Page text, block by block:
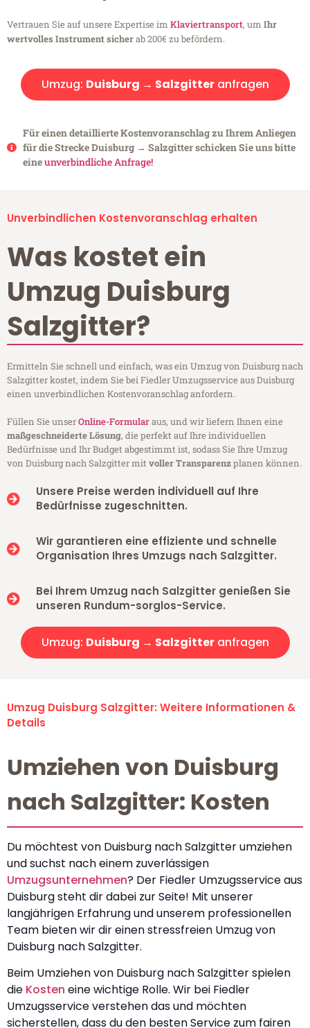
Vertrauen Sie auf unsere Expertise im Klaviertransport, um Ihr
wertvolles Instrument sicherab 200€ zu befördern.
Umzug: Duisburg → Salzgitteranfragen
Für einen detaillierte Kostenvoranschlag zu Ihrem Anliegen
für die Strecke Duisburg → Salzgitter schicken Sie uns bitte
eineunverbindliche Anfrage!
Unverbindlichen Kostenvoranschlag erhalten
Was kostet ein
Umzug Duisburg
Salzgitter?
Ermitteln Sie schnell und einfach, was ein Umzug von Duisburg nach
Salzgitter kostet, indem Sie bei Fiedler Umzugsservice aus Duisburg
einen unverbindlichen Kostenvoranschlag anfordern.
Füllen Sie unserOnline-Formularaus, und wir liefern Ihnen eine
maßgeschneiderte Lösung, die perfekt auf Ihre individuellen
Bedürfnisse und Ihr Budget abgestimmt ist, sodass Sie Ihre Umzug
von Duisburg nach Salzgitter mitvoller Transparenzplanen können.
Unsere Preise werden individuell auf Ihre
Bedürfnisse zugeschnitten.
Wir garantieren eine effiziente und schnelle
Organisation Ihres Umzugs nach Salzgitter.
Bei Ihrem Umzug nach Salzgitter genießen Sie
unseren Rundum-sorglos-Service.
Umzug: Duisburg → Salzgitteranfragen
Umzug Duisburg Salzgitter: Weitere Informationen &
Details
Umziehen von Duisburg
nach Salzgitter: Kosten
Du möchtest von Duisburg nach Salzgitter umziehen
und suchst nach einem zuverlässigen
Umzugsunternehmen? Der Fiedler Umzugsservice aus
Duisburg steht dir dabei zur Seite! Mit unserer
langjährigen Erfahrung und unserem professionellen
Team bieten wir dir einen stressfreien Umzug von
Duisburg nach Salzgitter.
Beim Umziehen von Duisburg nach Salzgitter spielen
die Kosten eine wichtige Rolle. Wir bei Fiedler
Umzugsservice verstehen das und möchten
sicherstellen, dass du den besten Service zum fairen